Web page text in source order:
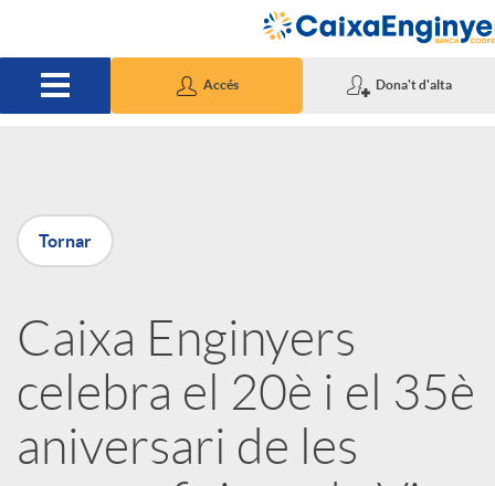
Accés Dona't d'alta
P
u
b
l
Tornar
Caixa Enginyers
celebra el 20è i el 35è
aniversari de les